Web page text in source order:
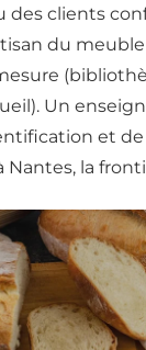
des clients
du
Un
et
Nantes, la